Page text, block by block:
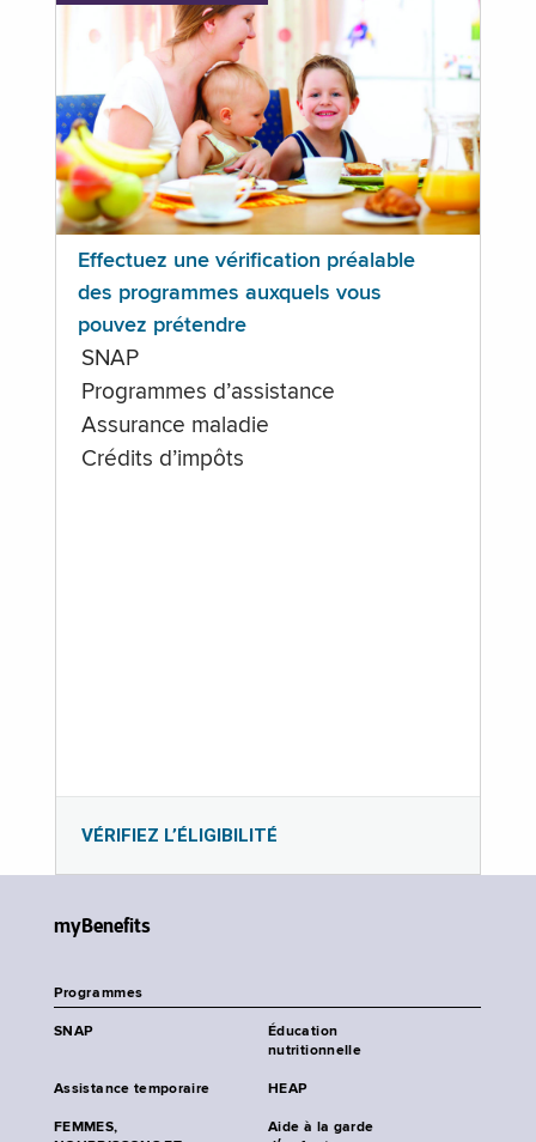
Effectuez une vérification préalable
des programmes auxquels vous
pouvez prétendre
SNAP
Programmes d’assistance
Assurance maladie
Crédits d’impôts
VÉRIFIEZ L’ÉLIGIBILITÉ
myBenefits
Programmes
SNAP
Éducation
nutritionnelle
Assistance temporaire HEAP
FEMMES,
Aide à la garde